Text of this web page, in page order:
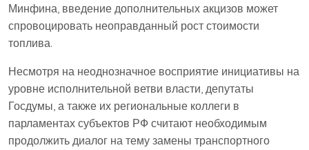
Минфина, введение дополнительных акцизов может
спровоцировать неоправданный рост стоимости
топлива.
Несмотря на неоднозначное восприятие инициативы на
уровне исполнительной ветви власти, депутаты
Госдумы, а также их региональные коллеги в
парламентах субъектов РФ считают необходимым
продолжить диалог на тему замены транспортного